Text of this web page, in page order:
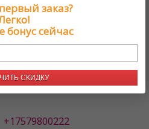
мода
US
US
+17579800222
заказ?
бонус сейчас
СКИДКУ